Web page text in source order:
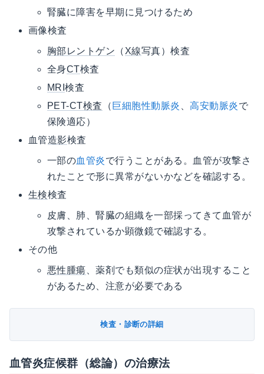
腎臓に障害を早期に見つけるため
画像検査
胸部レントゲン （ X線写真）検査
全身CT検査
MRI検査
PET-CT検査
（ 巨細胞性動脈炎 、高安動脈炎で
保険適応）
血管造影検査
一部の血管炎で行うことがある。血管が攻撃さ
れたことで形に異常がないかなどを確認する。
生検検査
皮膚、肺、腎臓の組織を一部採ってきて血管が
攻撃されているか顕微鏡で確認する。
その他
悪性腫瘍 、薬剤でも類似の症状が出現すること
があるため、注意が必要である
検査・診断の詳細
血管炎症候群（総論）の治療法